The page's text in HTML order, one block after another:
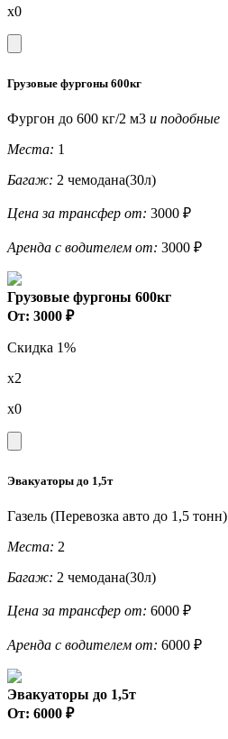
x0
Грузовые фургоны 600кг
Фургон до 600 кг/2 м3 и подобные
Места: 1
Багаж: 2 чемодана(30л)
Цена за трансфер от: 3000 ₽
Аренда с водителем от: 3000 ₽
Грузовые фургоны 600кг
От: 3000 ₽
Скидка 1%
x2
x0
Эвакуаторы до 1,5т
Газель (Перевозка авто до 1,5 тонн)
Места: 2
Багаж: 2 чемодана(30л)
Цена за трансфер от: 6000 ₽
Аренда с водителем от: 6000 ₽
Эвакуаторы до 1,5т
От: 6000 ₽